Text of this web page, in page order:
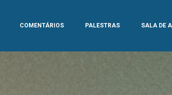
COMENTÁRIOS PALESTRAS SALA DE